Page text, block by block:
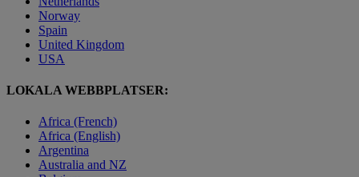
Norway
Spain
United Kingdom
USA
LOKALA WEBBPLATSER:
Africa (French)
Africa (English)
Argentina
Australia and NZ